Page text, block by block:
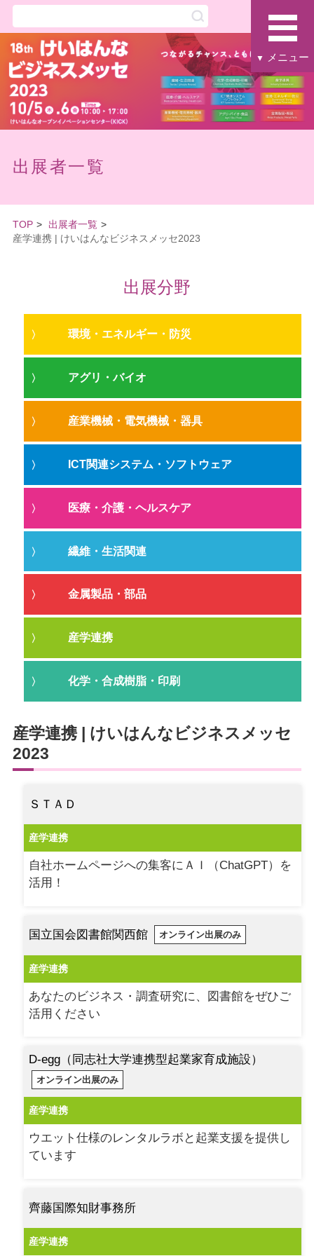
▼ メニュー
出展者一覧
TOP
出展者一覧
産学連携 | けいはんなビジネスメッセ2023
出展分野
環境・エネルギー・防災
アグリ・バイオ
産業機械・電気機械・器具
ICT関連システム・ソフトウェア
医療・介護・ヘルスケア
繊維・生活関連
金属製品・部品
産学連携
化学・合成樹脂・印刷
産学連携 | けいはんなビジネスメッセ
2023
ＳＴＡＤ
産学連携
自社ホームページへの集客にＡＩ（ChatGPT）を
活用！
国立国会図書館関西館 オンライン出展のみ
産学連携
あなたのビジネス・調査研究に、図書館をぜひご
活用ください
D-egg（同志社大学連携型起業家育成施設）
オンライン出展のみ
産学連携
ウエット仕様のレンタルラボと起業支援を提供し
ています
齊藤国際知財事務所
産学連携